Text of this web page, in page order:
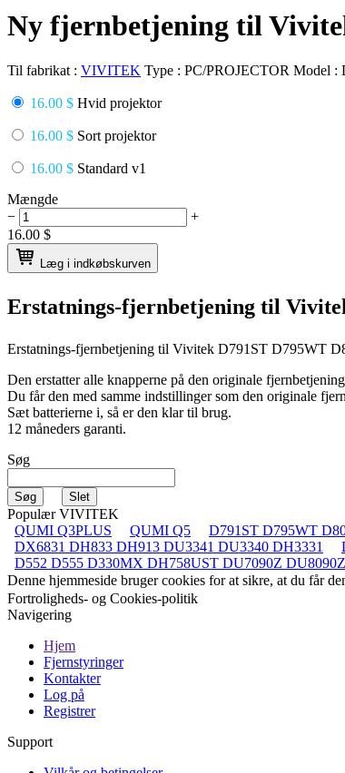
Ny fjernbetjening til
Til fabrikat : VIVITEK Type : PC/PROJECTOR Model :
16.00 $ Hvid projektor
16.00 $ Sort projektor
16.00 $ Standard v1
Mængde
−
+
16.00 $
Læg i indkøbskurven
Erstatnings-fjernbetjening til
Erstatnings-fjernbetjening til Vivitek D791ST D795WT
Den erstatter alle knapperne på den originale fjernbetjening
Du får den med samme indstillinger som den originale
Sæt batterierne i, så er den klar til brug.
12 måneders garanti.
Søg
Populær VIVITEK
QUMI Q3PLUS
QUMI Q5 D791ST D795WT
DX6831 DH833 DH913 DU3341 DU3340 DH3331
D552 D555 D330MX DH758UST DU7090Z DU8090Z
Denne hjemmeside bruger cookies for at sikre, at du får
Fortroligheds- og Cookies-politik
Navigering
Hjem
Fjernstyringer
Kontakter
Log på
Registrer
Support